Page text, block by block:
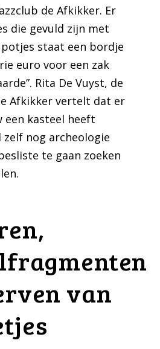
de Afkikker. Er
die gevuld zijn met
staat een bordje
euro voor een zak
Rita De Vuyst, de
Afkikker vertelt dat er
een kasteel heeft
zelf nog archeologie
te gaan zoeken
van